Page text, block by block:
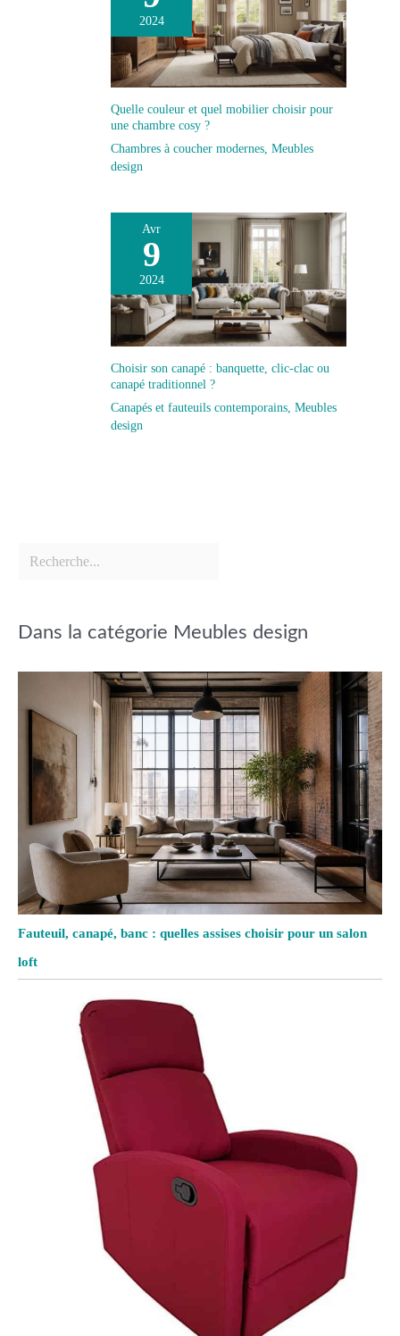
2024
Quelle couleur et quel mobilier choisir pour
une chambre cosy ?
Chambres à coucher modernes, Meubles
design
Avr
9
2024
Choisir son canapé : banquette, clic-clac ou
canapé traditionnel ?
Canapés et fauteuils contemporains Meubles
design
Dans la catégorie Meubles design
Fauteuil, canapé, banc : quelles assises choisir pour un salon
loft